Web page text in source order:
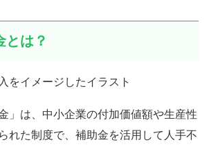
とは？
」は、中小企業の付加価値額や生産性
れた制度で、補助金を活用して人手不